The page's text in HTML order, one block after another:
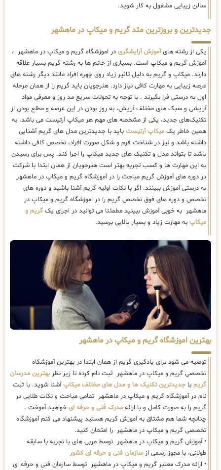
سالن زیبایی مشغول به کار شوید.
جدیدترین و بروزترین متد گریم و میکاپ در ماهشهر
یکی از رشته هایآموزش آرایشگری در اموزشگاه گریم و میکاپ در ماهشهر ،
آموزش گریم و میکاپ است. بسیاری از خانم ها به رشته گریم بسیار علاقه
دارند. میکاپ و گریم به دلیل تاثیر زیاد روی چهره افراد مانند دیگر رشته های
عرصه زیبایی به مهارت کافی نیاز دارد. هنرجویان باید گریم را از همان مرحله
اول به درستی فرا بگیرند . با توجه به تحولات سریع مد روز و معرفی مواد
آرایشی و سبک های مختلف آرایش، به روز بودن در این عرصه و مطلع بودن از
تکنیک‌های جدید، یکی از مشخصه های مهم هر میکاپ آرتیست می باشد. به
همین خاطر یک میکاپ آرتیست باید با جدیدترین مدل های گریم آشنایی
داشته باشد و نیز در شناخت فرم و شکل صورت افراد، تخصص کافی داشته
باشد تا بتواند مدل و تکنیک های جدید میکاپ را اجرا کند. پس برای رسیدن
به این مهارت ها و کسب تجربه بهتر است هنرجویان از همان ابتدا با شرکت
در دوره های آموزش گریم مباحث را در آموزشگاه گریم و میکاپ در ماهشهر
به درستی آموزش ببینند. اگر با نکات اولیه گریم آشنا باشید و دوره های
تخصص و دوره های فوق تخصص گریم را در اموزشگاه گریم و میکاپ در
ماهشهر به خوبی آموزش ببینید مطمئنا می توانید در اجرای یک گریم و
میکاپ به مهارت زیاد و بسیار بالایی برسید.
بهترین اموزشگاه گریم و میکاپ در ماهشهر
توصیه می شود برای یادگیری گریم از همان ابتدا در بهترین آموزشگاه
تخصصی گریم و میکاپ در ماهشهر ثبت نام کرده تا زیر نظربهترین مدرسان
گریم با جدیدترین تکنیک ها و مدل های مختلف میکاپآشنا شوید. با ثبت
نام در آموزشگاه گریم و میکاپ در ماهشهر تمامی مباحث و نکات طلایی در
گریم را به صورت کامل و با ارائه مدرک فنی و حرفه ای خواهید آموخت .
چنانچه شما هم مشتاق به آموزش گریم هستید پیشنهاد می کنم آموزشگاه
تخصصی گریم و میکاپ در ماهشهر را امتحان کنید.
• آموزش گریم و میکاپ در ماهشهر توسط مربی های با تجربه با سابقه
طولانی، با مجوز رسمی ازسازمان فنی و حرفه ای کشور
• ارائه مدرک معتبر گریم و میکاپ در ماهشهر توسط سازمان فنی و حرفه ای